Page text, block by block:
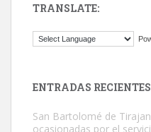
Este gato macho ha aparecido
TRANSLATE:
ENTRADAS RECIENTES
San Bartolomé de
ocasionadas por el